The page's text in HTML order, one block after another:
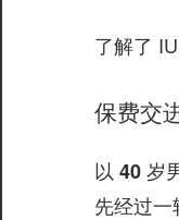
了解了
保费交
以 40 岁
先经过一